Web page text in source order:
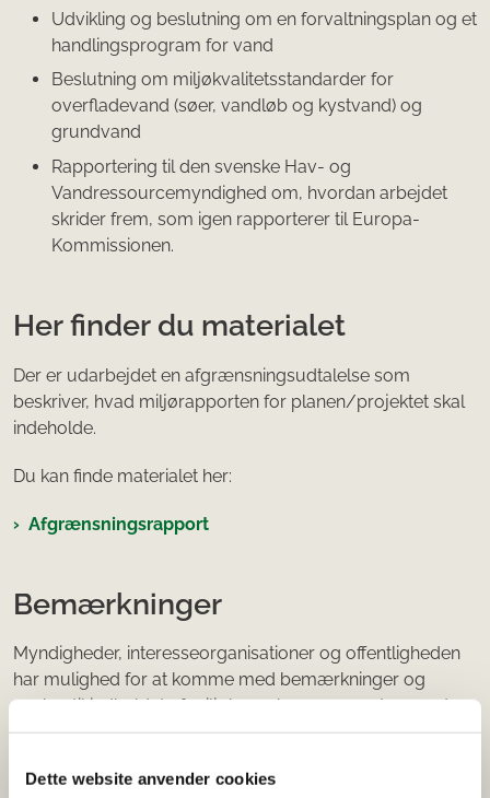
Dette website anvender cookies
Udvikling og beslutning om en forvaltningsplan og et
handlingsprogram for vand
Beslutning om miljøkvalitetsstandarder for
overfladevand (søer, vandløb og kystvand) og
grundvand
Rapportering til den svenske Hav- og
Vandressourcemyndighed om, hvordan arbejdet
skrider frem, som igen rapporterer til Europa-
Kommissionen.
Her finder du materialet
Der er udarbejdet en afgrænsningsudtalelse som
beskriver, hvad miljørapporten for planen/projektet skal
indeholde.
Du kan finde materialet her:
Afgrænsningsrapport
Bemærkninger
Myndigheder, interesseorganisationer og offentligheden
har mulighed for at komme med bemærkninger og
ønsker til indholdet af miljøkonsekvensrapporten samt
planlagte foranstaltninger for at reducere eller fjerne
Hvis I ønsker at deltage i miljøvurderingsprocessen eller